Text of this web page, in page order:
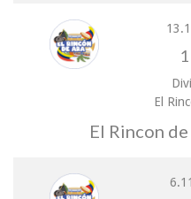
1
El
El Rincon